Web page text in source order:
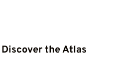
Discover the Atlas